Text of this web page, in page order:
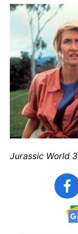
Jurassic World 3